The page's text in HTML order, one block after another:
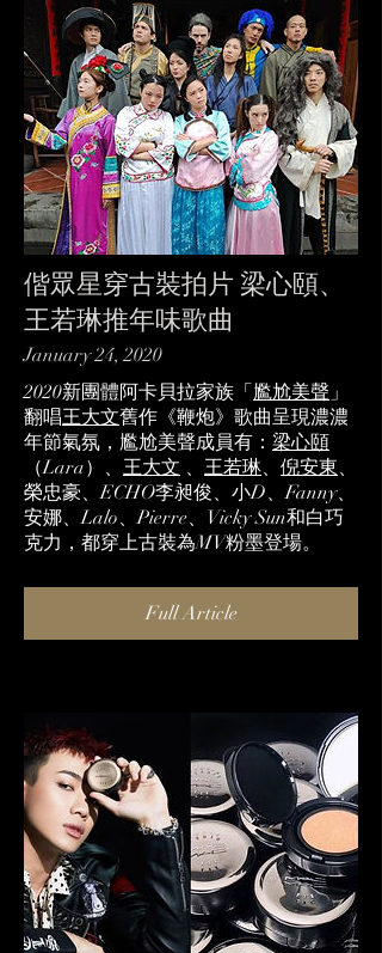
偕眾星穿古裝拍片 梁心頤、
王若琳推年味歌曲
January 24, 2020
2020新團體阿卡貝拉家族「尷尬美聲 」
翻唱王大文舊作《鞭炮》歌曲呈現濃濃
年節氣氛，尷尬美聲成員有： 梁心頤
（Lara）、 王大文 、 王若琳、 倪安東、
榮忠豪、ECHO李昶俊、小D、Fanny、
安娜、Lalo、Pierre、Vicky Sun和白巧
克力，都穿上古裝為MV粉墨登場。
Full Article